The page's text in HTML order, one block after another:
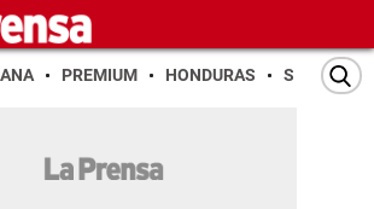
PREMIUM HONDURAS SAN PEDRO